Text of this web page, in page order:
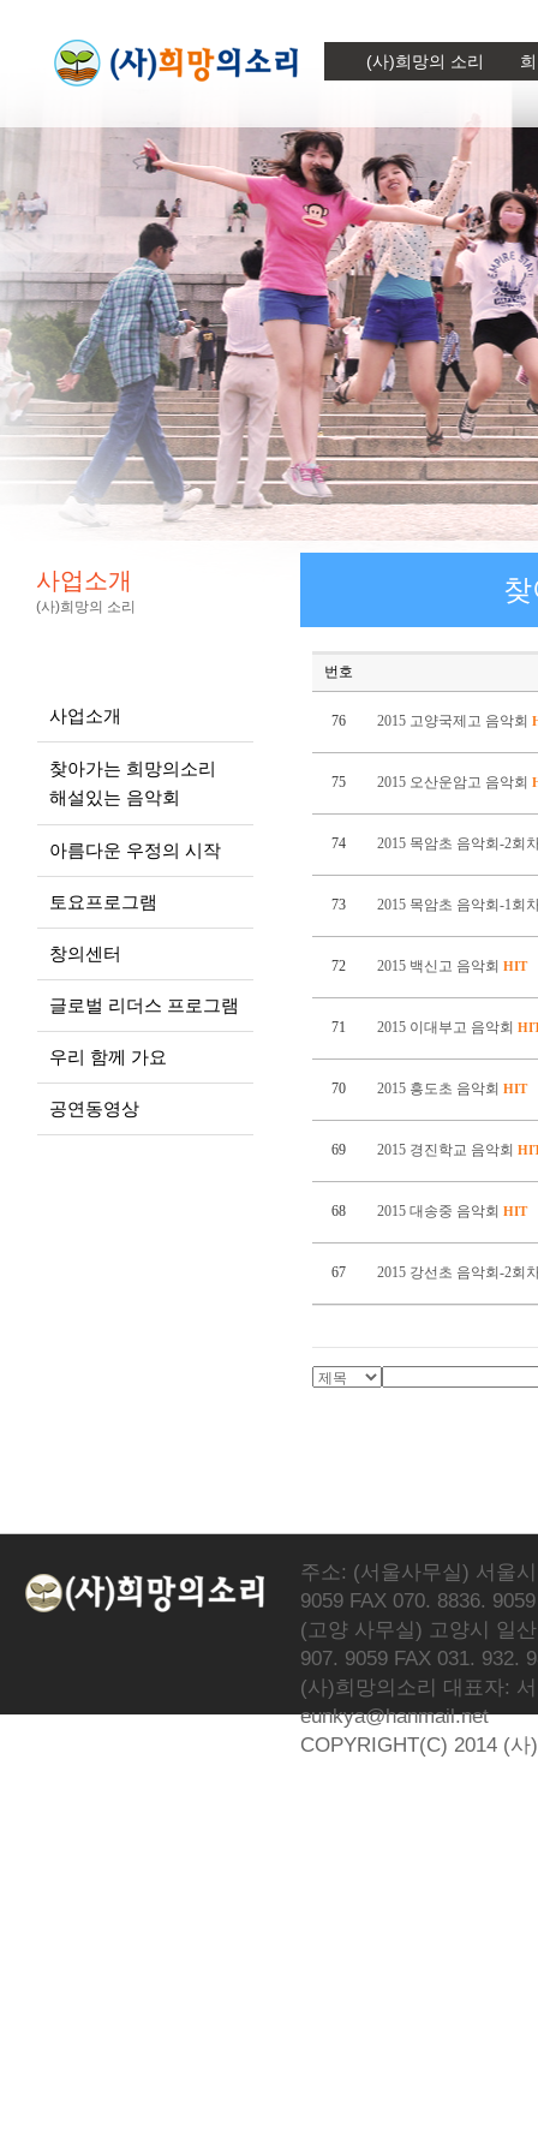
(사)희망의 소리
사업소개
(사)희망의 소리
사업소개
찾아가는 희망의소리
해설있는 음악회
아름다운 우정의 시작
토요프로그램
창의센터
글로벌 리더스 프로그램
우리 함께 가요
공연동영상
번호
76 2015 고양국제고 음악회
75 2015 오산운암고 음악회
74 2015 목암초 음악회-2회
73 2015 목암초 음악회-1회
72 2015 백신고 음악회 HIT
71 2015 이대부고 음악회
70 2015 흥도초 음악회 HIT
69 2015 경진학교 음악회
68 2015 대송중 음악회 HIT
67 2015 강선초 음악회-2회
주소: (서울사무실) 서울
9059 FAX 070. 8836. 9059
(고양 사무실) 고양시 일
907. 9059 FAX 031. 932.
(사)희망의소리 대표자:
eunkya@hanmail.net
COPYRIGHT(C) 2014 (